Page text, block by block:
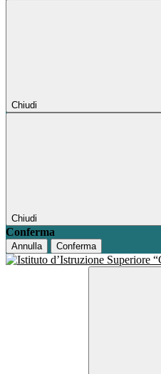
Chiudi
Chiudi
Conferma
Annulla Conferma